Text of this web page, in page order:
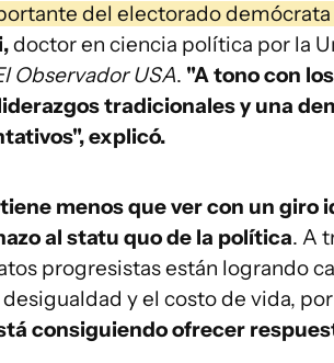
del electorado
doctor en ciencia política por la
Observador USA. "A tono con
tradicionales y una
explicó.
menos que ver con un giro
al statu quo de la política. A
progresistas están logrando
y el costo de vida,
consiguiendo ofrecer